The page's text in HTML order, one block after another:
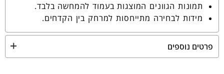
תמונות הגוונים המוצגות בעמוד להמחשה בלבד.
מידות לבחירה מתייחסות למרחק בין הקדחים.
פרטים נוספים